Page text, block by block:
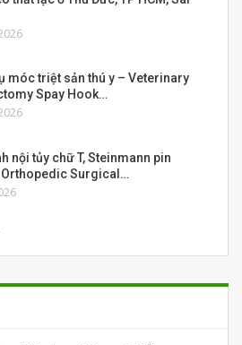
móc triệt sản thú y – Veterinary
Spay Hook…
nội tủy chữ T, Steinmann pin
Orthopedic Surgical…